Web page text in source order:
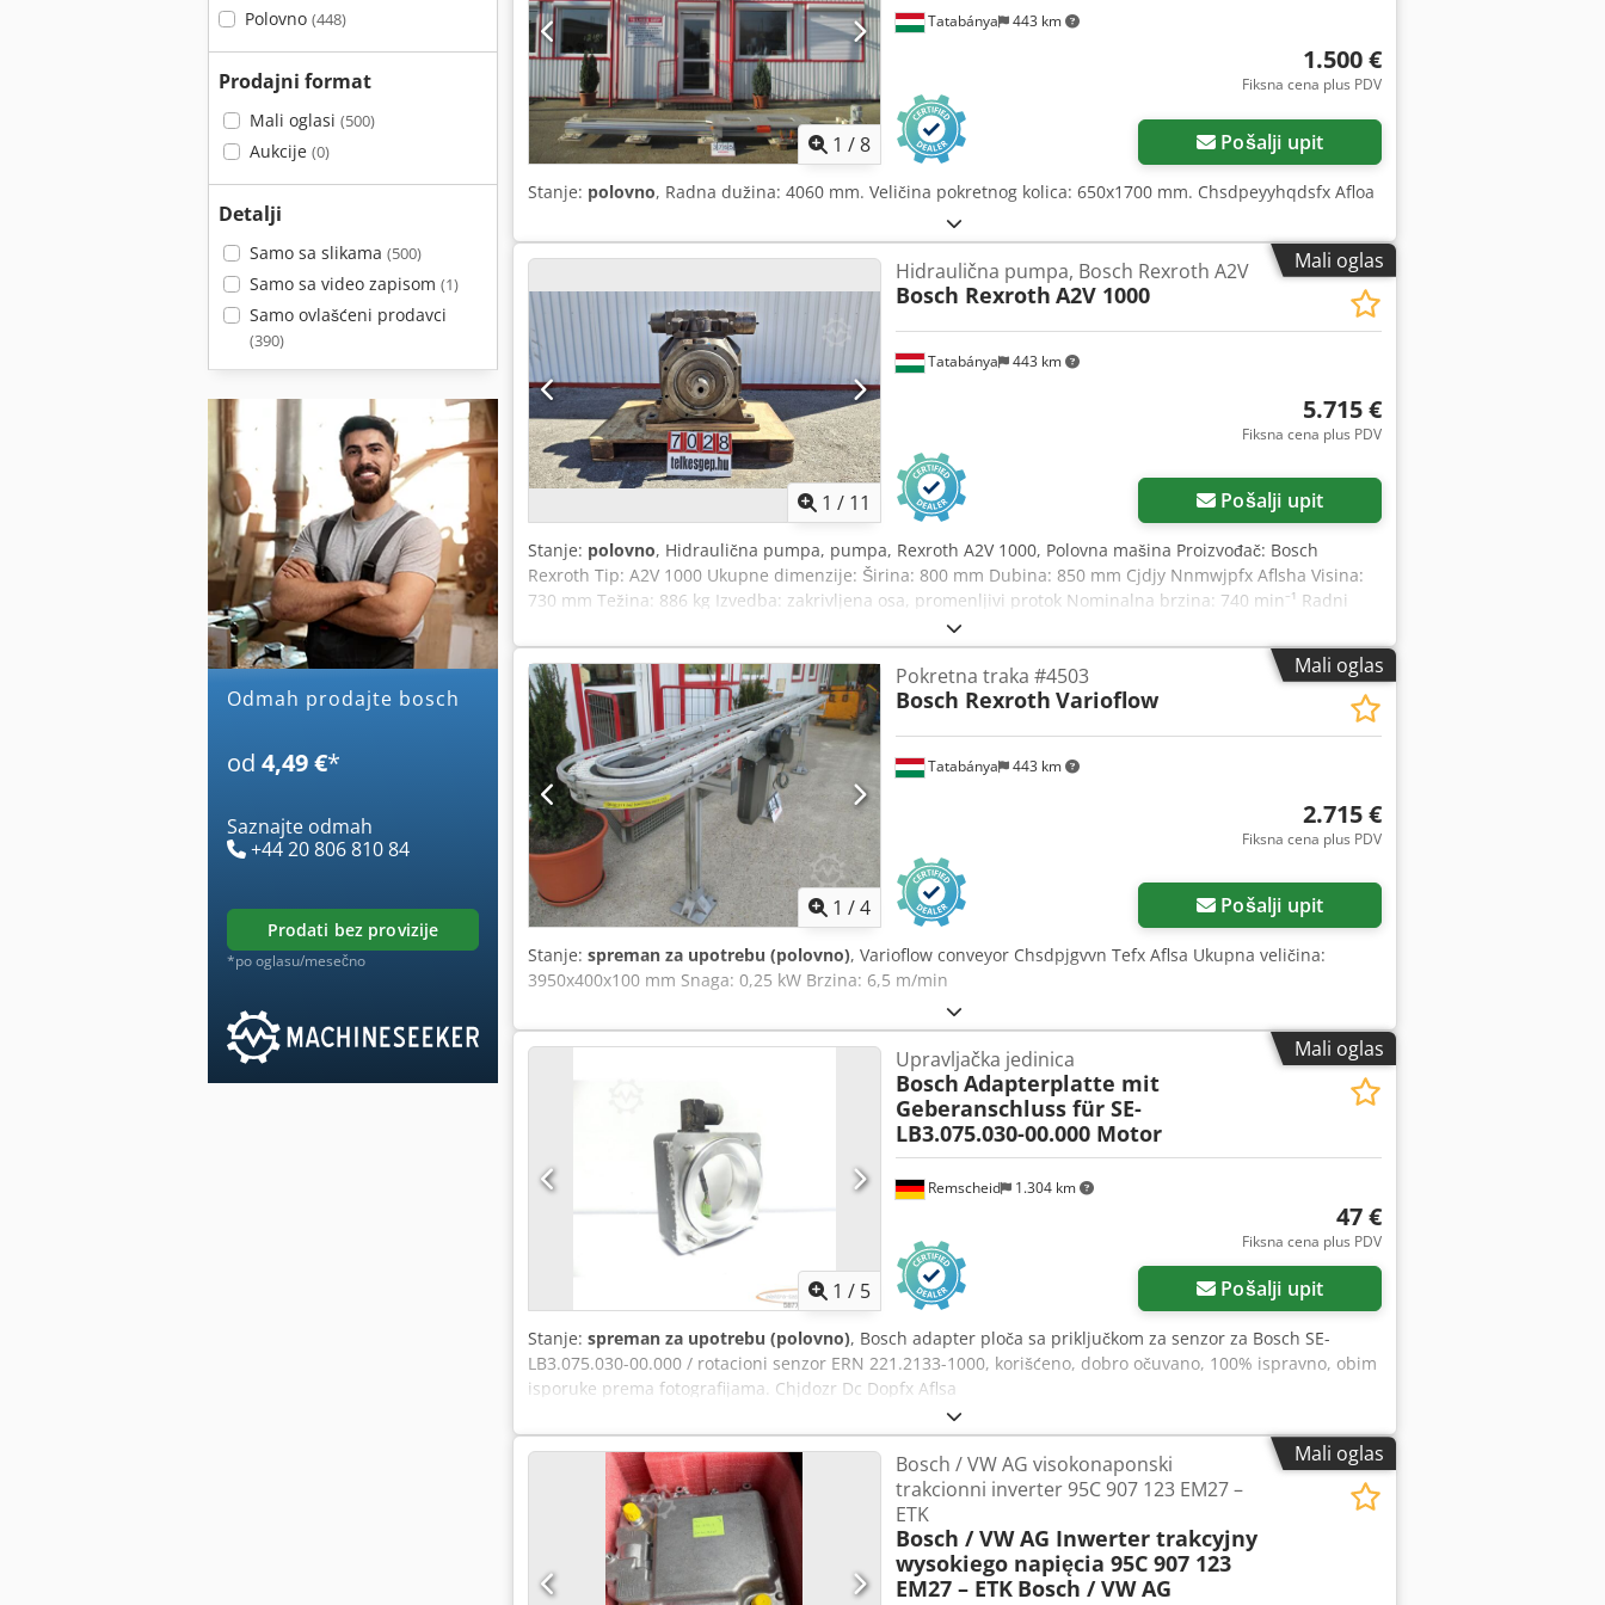
Polovno (448)
Prodajni format
Mali oglasi (500)
Aukcije (0)
Detalji
Samo sa slikama (500)
Samo sa video zapisom (1)
Samo ovlašćeni prodavci
(390)
Odmah prodajte bosch
od 4,49 €*
Saznajte odmah
+44 20 806 810 84
prodati bez provizije
*po oglasu/mesečno
1 /8
Tatabánya 443 km
1.500 €
Fiksna cena plus PDV
Pošalji upit
Stanje: polovno, Radna dužina: 4060 mm. Veličina pokretnog kolica: 650x1700 mm. Chsdpeyyhqdsfx Afloa
Mali oglas
1 / 11
Tatabánya 443 km
Hidraulična pumpa, Bosch Rexroth A2V
Bosch Rexroth A2V 1000
5.715 €
Fiksna cena plus PDV
Pošalji upit
Stanje: polovno, Hidraulična pumpa, pumpa, Rexroth A2V 1000, Polovna mašina Proizvođač: Bosch
Rexroth Tip: A2V 1000 Ukupne dimenzije: Širina: 800 mm Dubina: 850 mm Cjdjy Nnmwjpfx Aflsha Visina:
730 mm Težina: 886 kg Izvedba: zakrivljena osa, promenljivi protok Nominalna brzina: 740 min⁻¹ Radni
pritisak: do 350–400 bar Zemlja porekla: Nemačka Projektovana za dugi vek trajanja pri kontinuiranom
radu pod velikim opterećenjem. Pogodna za otvorene i zatvorene hidraulične sisteme.
Mali oglas
1 /4
Tatabánya 443 km
Pokretna traka #4503
Bosch Rexroth Varioflow
2.715 €
Fiksna cena plus PDV
Pošalji upit
Stanje: spreman za upotrebu (polovno), Varioflow conveyor Chsdpjgvvn Tefx Aflsa Ukupna veličina:
3950x400x100 mm Snaga: 0,25 kW Brzina: 6,5 m/min
Mali oglas
1 / 5
Remscheid 1.304 km
Upravljačka jedinica
Bosch Adapterplatte mit
Geberanschluss für SE-
LB3.075.030-00.000 Motor
47 €
Fiksna cena plus PDV
Pošalji upit
Stanje: spreman za upotrebu (polovno), Bosch adapter ploča sa priključkom za senzor za Bosch SE-
LB3.075.030-00.000 / rotacioni senzor ERN 221.2133-1000, korišćeno, dobro očuvano, 100% ispravno, obim
isporuke prema fotografijama. Chjdozr Dc Dopfx Aflsa
Mali oglas
Bosch / VW AG visokonaponski
trakcionni inverter 95C 907 123 EM27 –
ETK
Bosch / VW AG Inwerter trakcyjny
wysokiego napięcia 95C 907 123
EM27 – ETK Bosch / VW AG